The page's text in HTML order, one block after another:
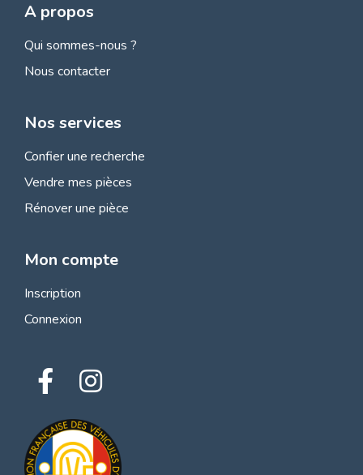
A propos
Qui sommes-nous ?
Nous contacter
Nos services
Confier une recherche
Vendre mes pièces
Rénover une pièce
Mon compte
Inscription
Connexion